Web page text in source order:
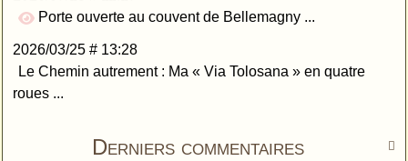
Porte ouverte au couvent de Bellemagny ...
2026/03/25 # 13:28
Le Chemin autrement : Ma « Via Tolosana » en quatre
roues ...

Derniers commentaires